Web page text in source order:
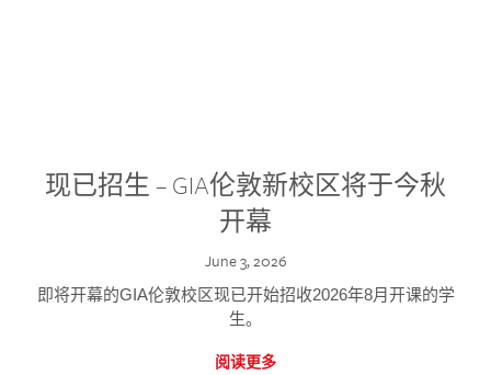
现已招生 – GIA伦敦新校区将于今秋
开幕
June 3, 2026
即将开幕的GIA伦敦校区现已开始招收2026年8月开课的学
生。
阅读更多